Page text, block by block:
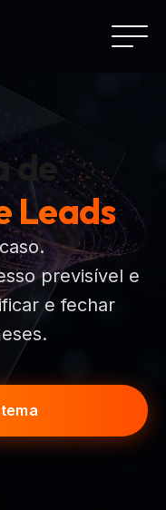
Leads
previsível e
e fechar